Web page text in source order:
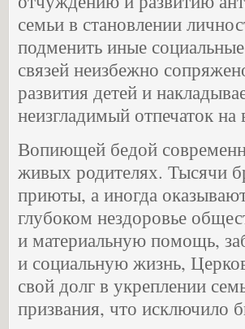
семьи в становлении
подменить иные
связей неизбежно
развития детей и
неизгладимый отпечаток
Вопиющей бедой
живых родителях. Тысячи
приюты, а иногда
глубоком нездоровье
и материальную помощь,
и социальную жизнь,
свой долг в укреплении
призвания, что исключило